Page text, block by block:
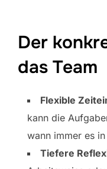
Der
das Team
Flexible
kann die
wann immer es
Tiefere